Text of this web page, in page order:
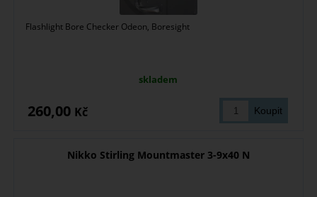
Flashlight Bore Checker Odeon, Boresight
skladem
260,00 Kč
Nikko Stirling Mountmaster 3-9x40 N